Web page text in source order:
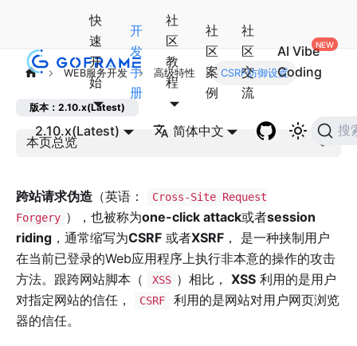
快
速
开
始
开
发
手
册
社
区
教
程
社
区
案
例
社
区
交
流
AI Vibe
Coding
2.10.x(Latest) 简体中文 搜
WEB服务开发 高级特性 CSRF防御设置
版本：2.10.x(Latest)
本页总览
跨站请求伪造 （英语：
Cross-Site Request
Forgery ），也被称为one-click attack或者session
riding ，通常缩写为CSRF 或者XSRF ， 是一种挟制用户
在当前已登录的Web应用程序上执行非本意的操作的攻击
方法。跟跨网站脚本（
XSS ）相比， XSS利用的是用户
对指定网站的信任，
CSRF
利用的是网站对用户网页浏览
器的信任。